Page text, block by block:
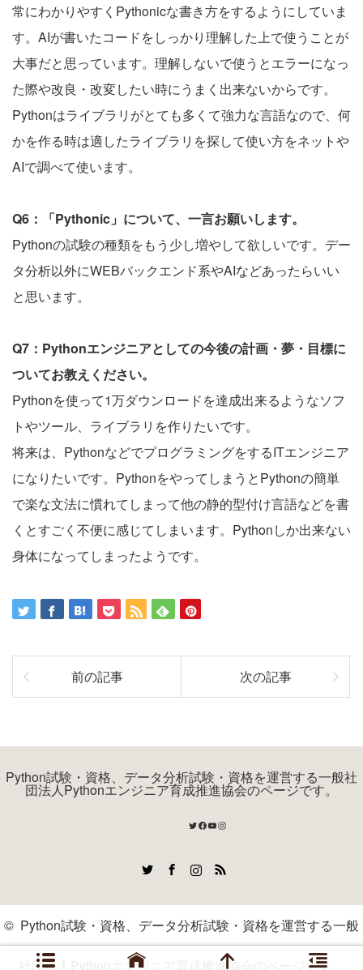
常にわかりやすくPythonicな書き方をするようにしていま
す。AIが書いたコードをしっかり理解した上で使うことが
大事だと思っています。理解しないで使うとエラーになっ
た際や改良・改変したい時にうまく出来ないからです。
Pythonはライブラリがとても多くて強力な言語なので、何
かを作る時は適したライブラリを探して使い方をネットや
AIで調べて使います。
Q6：「Pythonic」について、一言お願いします。
Pythonの試験の種類をもう少し増やして欲しいです。デー
タ分析以外にWEBバックエンド系やAIなどあったらいい
と思います。
Q7：Pythonエンジニアとしての今後の計画・夢・目標に
ついてお教えください。
Pythonを使って1万ダウンロードを達成出来るようなソフ
トやツール、ライブラリを作りたいです。
将来は、PythonなどでプログラミングをするITエンジニア
になりたいです。PythonをやってしまうとPythonの簡単
で楽な文法に慣れてしまって他の静的型付け言語などを書
くとすごく不便に感じてしまいます。Pythonしか出来ない
身体になってしまったようです。
前の記事 次の記事
Python試験・資格、データ分析試験・資格を運営する一般社
団法人Pythonエンジニア育成推進協会のページです。
Twitter
Facebook
YouTube
Instagram
RSS
© Python試験・資格、データ分析試験・資格を運営する一般
社団法人Pythonエンジニア育成推進協会のページです。